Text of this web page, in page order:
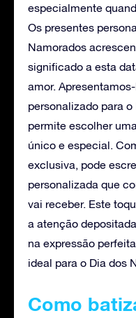
especialmente
Os presentes
Namorados
significado a esta
amor.
personalizado para
permite escolher
único e especial.
exclusiva, pode
personalizada que
vai receber. Este
a atenção
na expressão
ideal para o Dia dos
Como